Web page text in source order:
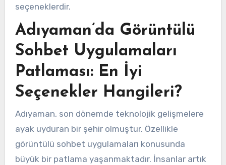
seçeneklerdir.
Adıyaman’da Görüntülü
Sohbet Uygulamaları
Patlaması: En İyi
Seçenekler Hangileri?
Adıyaman, son dönemde teknolojik gelişmelere
ayak uyduran bir şehir olmuştur. Özellikle
görüntülü sohbet uygulamaları konusunda
büyük bir patlama yaşanmaktadır. İnsanlar artık